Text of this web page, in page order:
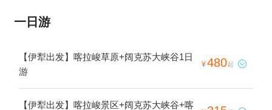
一日游
【伊犁出发】喀拉峻草原+阔克苏大峡谷1日
游
¥480起 
【伊犁出发】喀拉峻景区+阔克苏大峡谷+喀